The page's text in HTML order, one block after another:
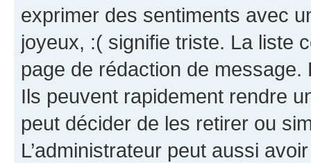
exprimer des sentiments avec
joyeux, :( signifie triste. La liste
page de rédaction de
Ils peuvent rapidement rendre
peut décider de les retirer ou
L’administrateur peut aussi